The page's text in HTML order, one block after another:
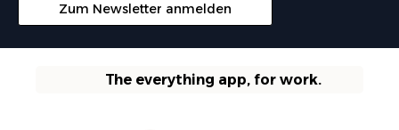
Zum Newsletter anmelden
The everything app, for work.